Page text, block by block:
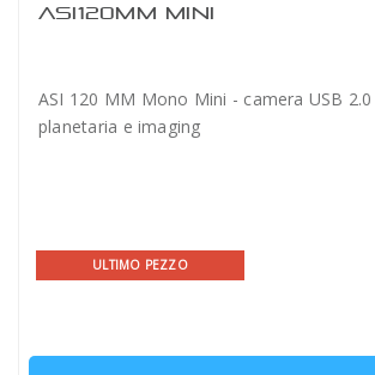
ASI120MM MINI
ASI 120 MM Mono Mini - camera USB
planetaria e imaging
ULTIMO PEZZO